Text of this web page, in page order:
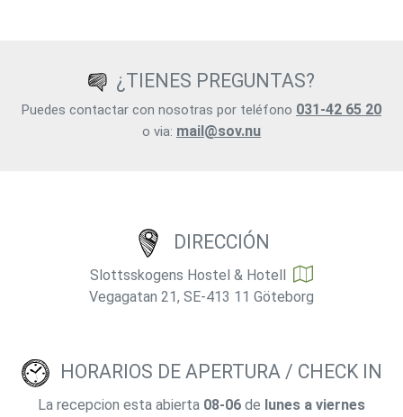
¿TIENES PREGUNTAS?
Puedes contactar con nosotras por teléfono 031-42 65 20
o via: mail@sov.nu
DIRECCIÓN
Slottsskogens Hostel & Hotell
Vegagatan 21, SE-413 11 Göteborg
HORARIOS DE APERTURA / CHECK IN
La recepcion esta abierta 08-06 de lunes a viernes